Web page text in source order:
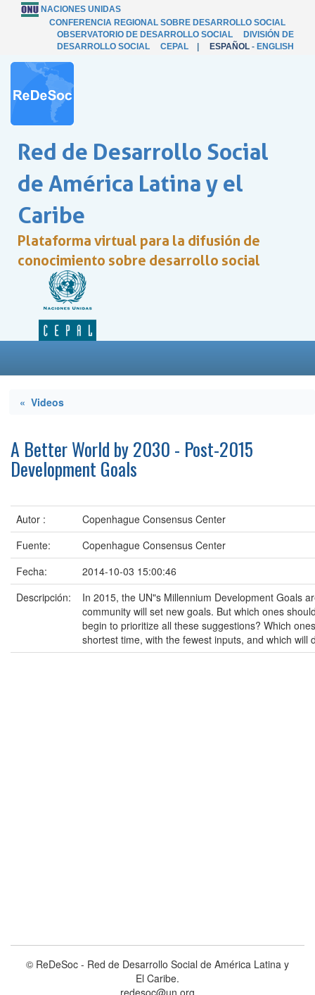
NACIONES UNIDAS
CONFERENCIA REGIONAL SOBRE DESARROLLO SOCIAL
OBSERVATORIO DE DESARROLLO SOCIAL
DIVISIÓN DE
DESARROLLO SOCIAL
CEPAL ESPAÑOL - ENGLISH
Red de Desarrollo Social
de América Latina y el
Caribe
Plataforma virtual para la difusión de
conocimiento sobre desarrollo social
« Videos
A Better World by 2030 - Post-2015
Development Goals
Autor :
Copenhague Consensus Center
Fuente:
Copenhague Consensus Center
Fecha:
2014-10-03 15:00:46
Descripción:
In 2015, the UN"s Millennium Development Goals
community will set new goals. But which ones
begin to prioritize all these suggestions? Which
shortest time, with the fewest inputs, and which will
© ReDeSoc - Red de Desarrollo Social de América Latina y
El Caribe.
redesoc@un.org